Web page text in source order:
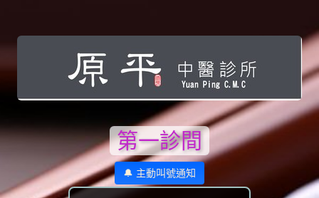
第一診間
🔔 主動叫號通知